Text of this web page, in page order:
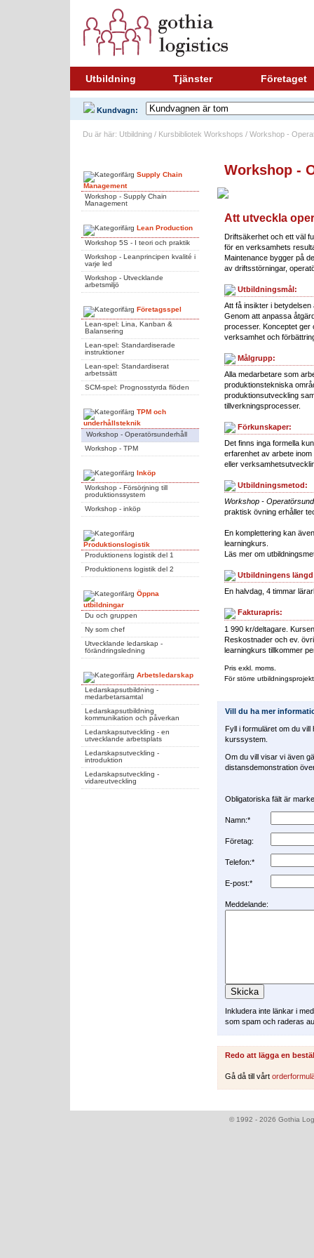
Utbildning Tjänster Företaget
Kundvagn:
Du är här: Utbildning / Kursbibliotek Workshops / Workshop -
Supply Chain
Management
Workshop - Supply Chain
Management
Lean Production
Workshop 5S - I teori och praktik
Workshop - Leanprincipen kvalité i
varje led
Workshop - Utvecklande
arbetsmiljö
Företagsspel
Lean-spel: Lina, Kanban &
Balansering
Lean-spel: Standardiserade
instruktioner
Lean-spel: Standardiserat
arbetssätt
SCM-spel: Prognosstyrda flöden
TPM och
underhållsteknik
Workshop - Operatörsunderhåll
Workshop - TPM
Inköp
Workshop - Försörjning till
produktionssystem
Workshop - inköp
Produktionslogistik
Produktionens logistik del 1
Produktionens logistik del 2
Öppna
utbildningar
Du och gruppen
Ny som chef
Utvecklande ledarskap -
förändringsledning
Arbetsledarskap
Ledarskapsutbildning -
medarbetarsamtal
Ledarskapsutbildning
kommunikation och påverkan
Ledarskapsutveckling - en
utvecklande arbetsplats
Ledarskapsutveckling -
introduktion
Ledarskapsutveckling -
vidareutveckling
Workshop -
Att utveckla
Driftsäkerhet och ett väl
för en verksamhets
Maintenance bygger på
av driftsstörningar,
Utbildningsmål:
Att få insikter i betydelsen
Genom att anpassa
processer. Konceptet ger
verksamhet och
Målgrupp:
Alla medarbetare som
produktionstekniska
produktionsutveckling
tillverkningsprocesser.
Förkunskaper:
Det finns inga formella
erfarenhet av arbete
eller
Utbildningsmetod:
Workshop -
praktisk övning erhåller
En komplettering kan
learningkurs.
Läs mer om
Utbildningens
En halvdag, 4 timmar
Fakturapris:
1 990 kr/deltagare.
Reskostnader och ev.
learningkurs tillkommer
Pris exkl. moms.
För större
Vill du ha mer
Fyll i formuläret om du
kurssystem.
Om du vill visar vi även
distansdemonstration
Obligatoriska fält är
Namn:*
Företag:
Telefon:*
E-post:*
Meddelande:
Inkludera inte länkar i
som spam och raderas
Redo att lägga en
Gå då till vårt
© 1992 - 2026 Gothia